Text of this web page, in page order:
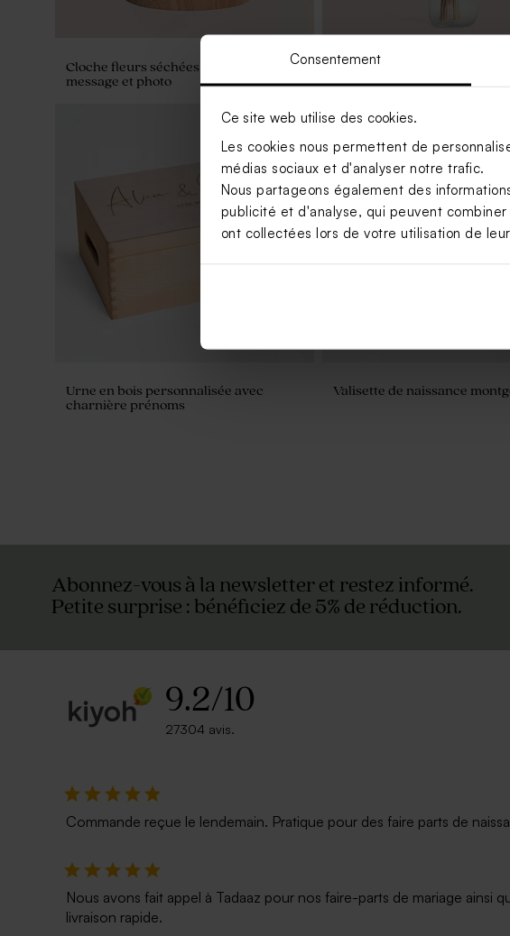
Consentement
Ce site web utilise des cookies.
Les cookies nous permettent de
médias sociaux et d'analyser notre trafic.
Nous partageons également des
publicité et d'analyse, qui peuvent
ont collectées lors de votre utilisation de
Cloche fleurs séchées et son étiquette
message et photo
Vase avec fleurs séchées
étiquette en bois gravée
Urne en bois personnalisée avec
charnière prénoms
Valisette de naissance
Affiche maîtresse dessin
Abonnez-vous à la newsletter et restez informé.
Petite surprise : bénéficiez de 5% de réduction.
9.2/10
27304 avis.
Commande reçue le lendemain. Pratique pour des faire parts de
Nous avons fait appel à Tadaaz pour nos faire-parts de mariage
livraison rapide.